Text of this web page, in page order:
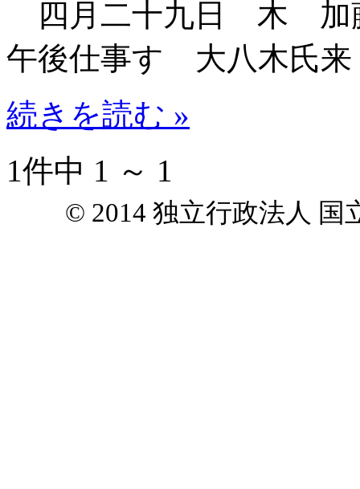
四月二十九日 木 加
午後仕事す 大八木氏来
続きを読む »
1件中 1 ～ 1
© 2014 独立行政法人 国